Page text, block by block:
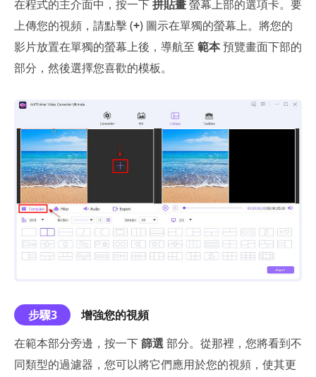
在程式的主介面中，按一下拼貼畫螢幕上部的選項卡。要
上傳您的視頻，請點擊 (+) 圖示在單獨的螢幕上。將您的
影片放置在單獨的螢幕上後，導航至 範本預覽畫面下部的
部分，然後選擇您喜歡的模板。
步驟3
增強您的視頻
在範本部分旁邊，按一下篩選部分。從那裡，您將看到不
同類型的過濾器，您可以將它們應用於您的視頻，使其更